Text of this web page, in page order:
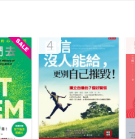
在條件是輔助。建立在這些
小劇場，但會不斷重複的都是
缺乏觀照，所以這種重複往往
4